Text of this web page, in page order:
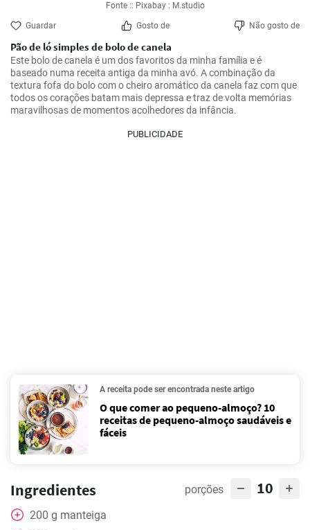
Fonte :: Pixabay : M.studio
Guardar Gosto de Não gosto de
Pão de ló simples de bolo de canela
Este bolo de canela é um dos favoritos da minha família e é
baseado numa receita antiga da minha avó. A combinação da
textura fofa do bolo com o cheiro aromático da canela faz com que
todos os corações batam mais depressa e traz de volta memórias
maravilhosas de momentos acolhedores da infância.
PUBLICIDADE
A receita pode ser encontrada neste artigo
O que comer ao pequeno-almoço? 10
receitas de pequeno-almoço saudáveis e
fáceis
Ingredientes porções 10
200 g manteiga